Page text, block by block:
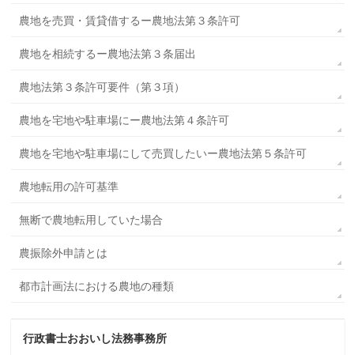
農地を売買・賃貸借するー農地法第３条許可
農地を相続するー農地法第３条届出
農地法第３条許可要件（第３項）
農地を宅地や駐車場にー農地法第４条許可
農地を宅地や駐車場にして売買したいー農地法第５条許可
農地転用の許可基準
無断で農地転用していた場合
農振除外申請とは
都市計画法における農地の種類
行政書士おおいし法務事務所